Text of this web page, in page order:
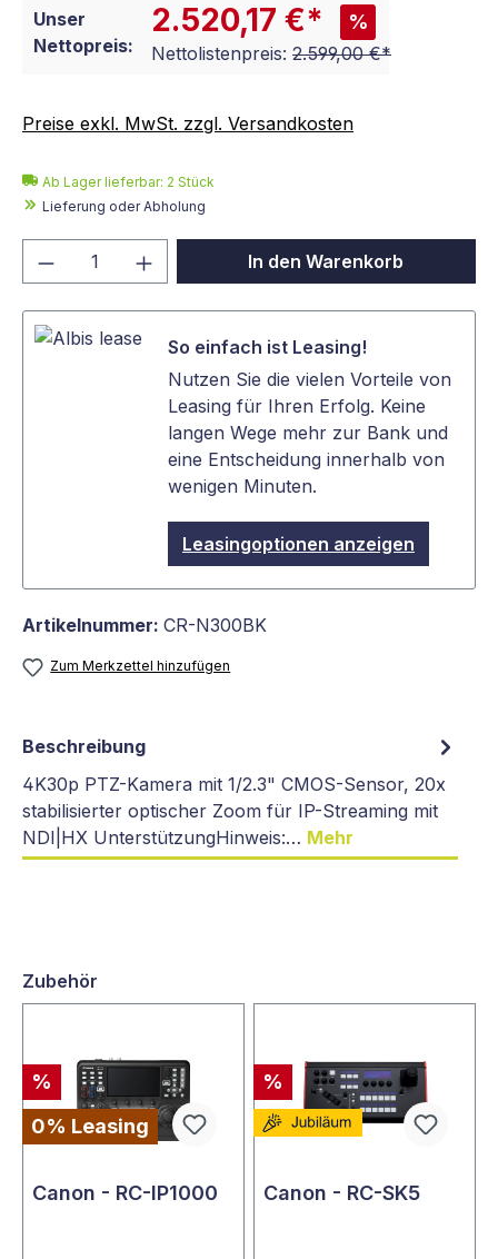
Unser
Nettopreis:
2.520,17 €* %
Nettolistenpreis: 2.599,00 €*
Preise exkl. MwSt. zzgl. Versandkosten
Ab Lager lieferbar: 2 Stück
Lieferung oder Abholung
Produkt Anzahl: Gib denIn den Warenkorb
So einfach ist Leasing!
Nutzen Sie die vielen Vorteile von
Leasing für Ihren Erfolg. Keine
langen Wege mehr zur Bank und
eine Entscheidung innerhalb von
wenigen Minuten.
Leasingoptionen anzeigen
Artikelnummer: CR-N300BK
Zum Merkzettel hinzufügen
Beschreibung
4K30p PTZ-Kamera mit 1/2.3" CMOS-Sensor, 20x
stabilisierter optischer Zoom für IP-Streaming mit
NDI|HX UnterstützungHinweis:… Mehr
Zubehör
%
0% Leasing
Canon - RC-IP1000
%
Canon - RC-SK5